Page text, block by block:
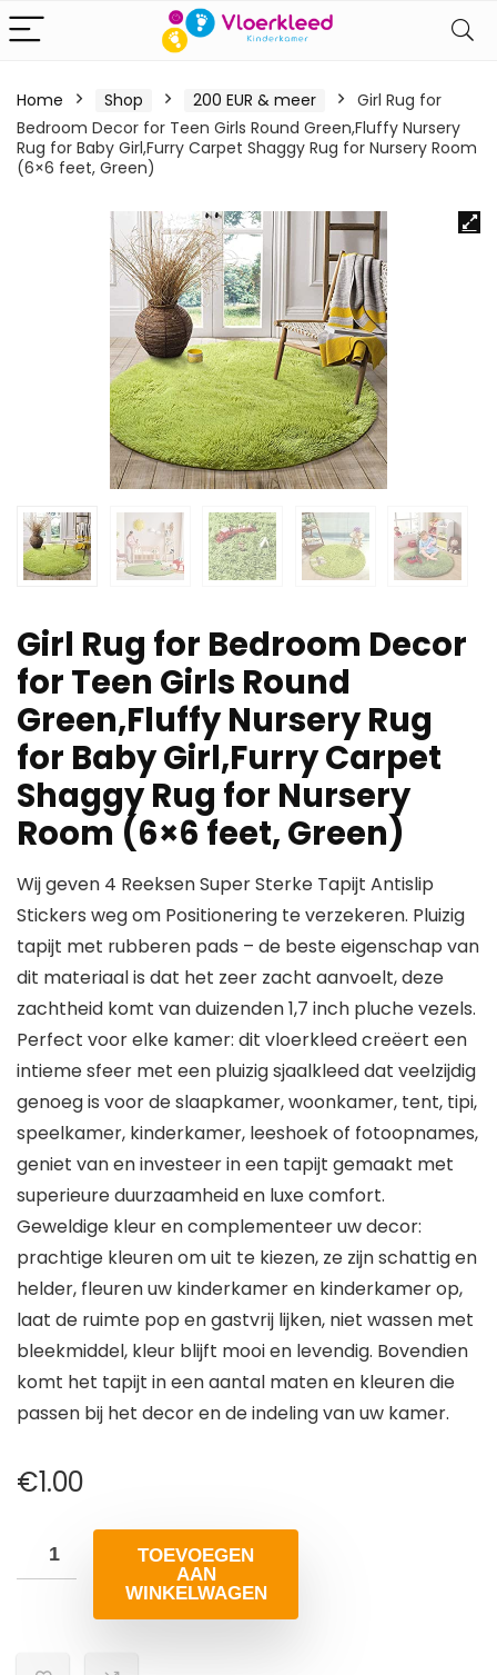
Home Shop 200 EUR & meer
Girl Rug for
Bedroom Decor for Teen Girls Round Green,Fluffy Nursery
Rug for Baby Girl,Furry Carpet Shaggy Rug for Nursery Room
(6×6 feet, Green)
Girl Rug for Bedroom Decor
for Teen Girls Round
Green,Fluffy Nursery Rug
for Baby Girl,Furry Carpet
Shaggy Rug for Nursery
Room (6×6 feet, Green)
Wij geven 4 Reeksen Super Sterke Tapijt Antislip
Stickers weg om Positionering te verzekeren. Pluizig
tapijt met rubberen pads – de beste eigenschap van
dit materiaal is dat het zeer zacht aanvoelt, deze
zachtheid komt van duizenden 1,7 inch pluche vezels.
Perfect voor elke kamer: dit vloerkleed creëert een
intieme sfeer met een pluizig sjaalkleed dat veelzijdig
genoeg is voor de slaapkamer, woonkamer, tent, tipi,
speelkamer, kinderkamer, leeshoek of fotoopnames,
geniet van en investeer in een tapijt gemaakt met
superieure duurzaamheid en luxe comfort.
Geweldige kleur en complementeer uw decor:
prachtige kleuren om uit te kiezen, ze zijn schattig en
helder, fleuren uw kinderkamer en kinderkamer op,
laat de ruimte pop en gastvrij lijken, niet wassen met
bleekmiddel, kleur blijft mooi en levendig. Bovendien
komt het tapijt in een aantal maten en kleuren die
passen bij het decor en de indeling van uw kamer.
€1.00
TOEVOEGEN
AAN
WINKELWAGEN